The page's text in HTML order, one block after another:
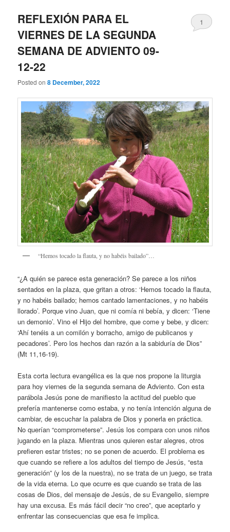
REFLEXIÓN PARA EL
VIERNES DE LA SEGUNDA
SEMANA DE ADVIENTO 09-
12-22
Posted on8 December, 2022
1
“Hemos tocado la flauta, y no habéis bailado”…
“¿A quién se parece esta generación? Se parece a los niños
sentados en la plaza, que gritan a otros: ‘Hemos tocado la flauta,
y no habéis bailado; hemos cantado lamentaciones, y no habéis
llorado’. Porque vino Juan, que ni comía ni bebía, y dicen: ‘Tiene
un demonio’. Vino el Hijo del hombre, que come y bebe, y dicen:
‘Ahí tenéis a un comilón y borracho, amigo de publicanos y
pecadores’. Pero los hechos dan razón a la sabiduría de Dios”
(Mt 11,16-19).
Esta corta lectura evangélica es la que nos propone la liturgia
para hoy viernes de la segunda semana de Adviento. Con esta
parábola Jesús pone de manifiesto la actitud del pueblo que
prefería mantenerse como estaba, y no tenía intención alguna de
cambiar, de escuchar la palabra de Dios y ponerla en práctica.
No querían “comprometerse”. Jesús los compara con unos niños
jugando en la plaza. Mientras unos quieren estar alegres, otros
prefieren estar tristes; no se ponen de acuerdo. El problema es
que cuando se refiere a los adultos del tiempo de Jesús, “esta
generación” (y los de la nuestra), no se trata de un juego, se trata
de la vida eterna. Lo que ocurre es que cuando se trata de las
cosas de Dios, del mensaje de Jesús, de su Evangelio, siempre
hay una excusa. Es más fácil decir “no creo”, que aceptarlo y
enfrentar las consecuencias que esa fe implica.